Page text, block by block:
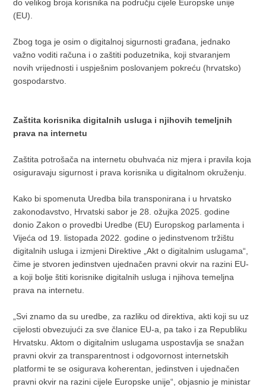
do velikog broja korisnika na području cijele Europske unije
(EU).
Zbog toga je osim o digitalnoj sigurnosti građana, jednako
važno voditi računa i o zaštiti poduzetnika, koji stvaranjem
novih vrijednosti i uspješnim poslovanjem pokreću (hrvatsko)
gospodarstvo.
Zaštita korisnika digitalnih usluga i njihovih temeljnih
prava na internetu
Zaštita potrošača na internetu obuhvaća niz mjera i pravila koja
osiguravaju sigurnost i prava korisnika u digitalnom okruženju.
Kako bi spomenuta Uredba bila transponirana i u hrvatsko
zakonodavstvo, Hrvatski sabor je 28. ožujka 2025. godine
donio Zakon o provedbi Uredbe (EU) Europskog parlamenta i
Vijeća od 19. listopada 2022. godine o jedinstvenom tržištu
digitalnih usluga i izmjeni Direktive „Akt o digitalnim uslugama“,
čime je stvoren jedinstven ujednačen pravni okvir na razini EU-
a koji bolje štiti korisnike digitalnih usluga i njihova temeljna
prava na internetu.
„Svi znamo da su uredbe, za razliku od direktiva, akti koji su uz
cijelosti obvezujući za sve članice EU-a, pa tako i za Republiku
Hrvatsku. Aktom o digitalnim uslugama uspostavlja se snažan
pravni okvir za transparentnost i odgovornost internetskih
platformi te se osigurava koherentan, jedinstven i ujednačen
pravni okvir na razini cijele Europske unije“, objasnio je ministar